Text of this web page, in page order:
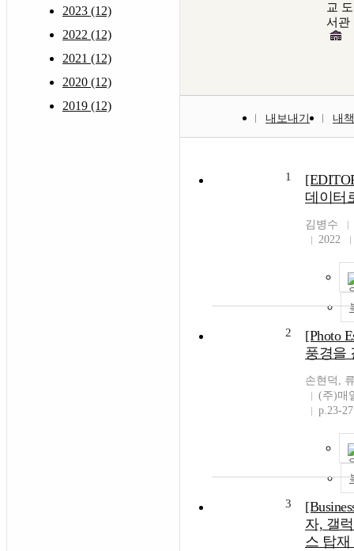
2023 (12)
2022 (12)
2021 (12)
2020 (12)
2019 (12)
교 도
서관
내보내기 내
1
데이터
김병수
2022
2
[Photo
풍경을
손현덕,
(주)매
p.23-27
3
자, 갤
스 탑재